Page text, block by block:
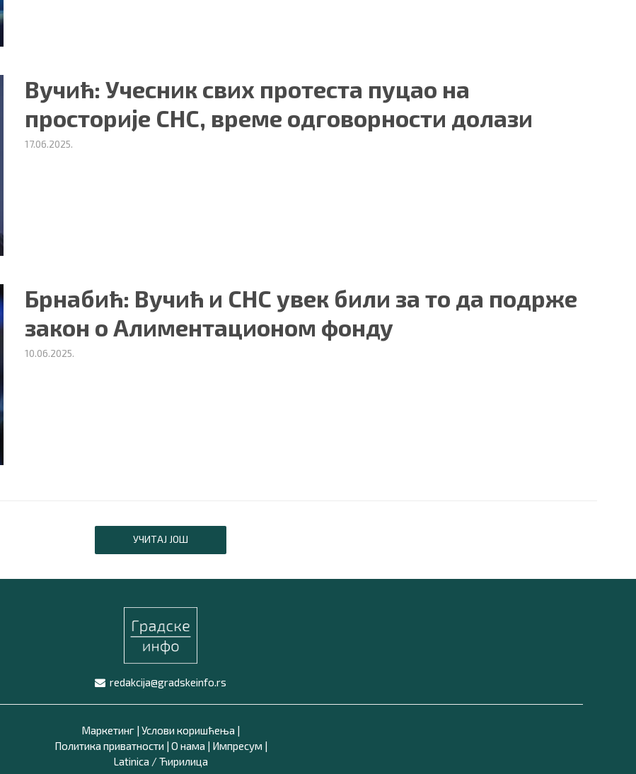
Вучић: Учесник свих протеста пуцао на
просторије СНС, време одговорности долази
17.06.2025.
Брнабић: Вучић и СНС увек били за то да подрже
закон о Алиментационом фонду
10.06.2025.
УЧИТАЈ ЈОШ
redakcija@gradskeinfo.rs
Маркетинг | Услови коришћења |
Политика приватности | О нама | Импресум |
Latinica /Ћирилица